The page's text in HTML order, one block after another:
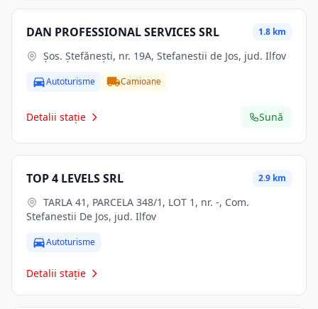
DAN PROFESSIONAL SERVICES SRL 1.8 km
Şos. Ştefăneşti, nr. 19A, Stefanestii de Jos, jud. Ilfov
Autoturisme Camioane
Detalii stație Sună
TOP 4 LEVELS SRL 2.9 km
Stefanestii De Jos, jud. Ilfov
Autoturisme
Detalii stație